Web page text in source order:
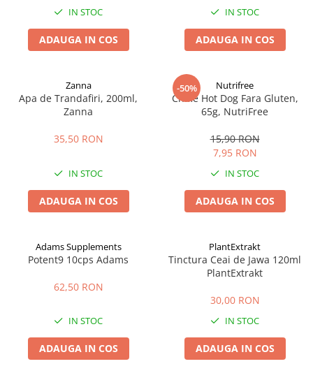
IN STOC
ADAUGA IN COS
IN STOC
ADAUGA IN COS
Zanna
Apa de Trandafiri, 200ml,
Zanna
35,50 RON
IN STOC
ADAUGA IN COS
-50% Nutrifree
Chifle Hot Dog Fara Gluten,
65g, NutriFree
15,90 RON
7,95 RON
IN STOC
ADAUGA IN COS
Adams Supplements
Potent9 10cps Adams
62,50 RON
IN STOC
ADAUGA IN COS
PlantExtrakt
Tinctura Ceai de Jawa 120ml
PlantExtrakt
30,00 RON
IN STOC
ADAUGA IN COS